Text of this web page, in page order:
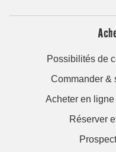
Possibilités de
Commander &
Acheter en
Réserver